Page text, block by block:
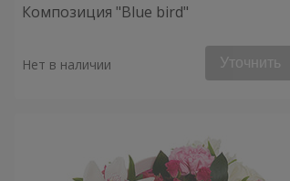
Композиция "Blue bird"
Нет в наличии Уточнить